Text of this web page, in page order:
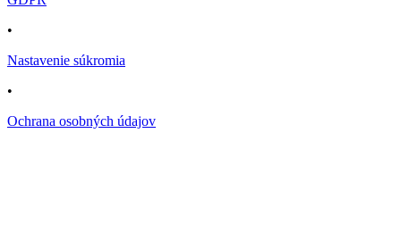
•
Nastavenie súkromia
•
Ochrana osobných údajov